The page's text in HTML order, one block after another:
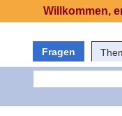
Fragen
Willkommen,